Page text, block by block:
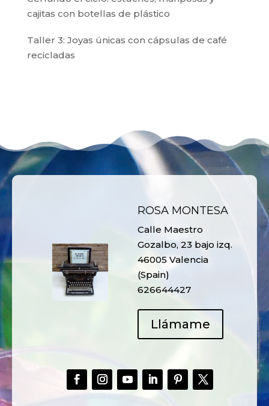
cajitas con botellas de plástico
Taller 3: Joyas únicas con cápsulas de café
recicladas
ROSA MONTESA
Calle Maestro
Gozalbo, 23 bajo izq.
46005 Valencia
(Spain)
626644427
Llámame